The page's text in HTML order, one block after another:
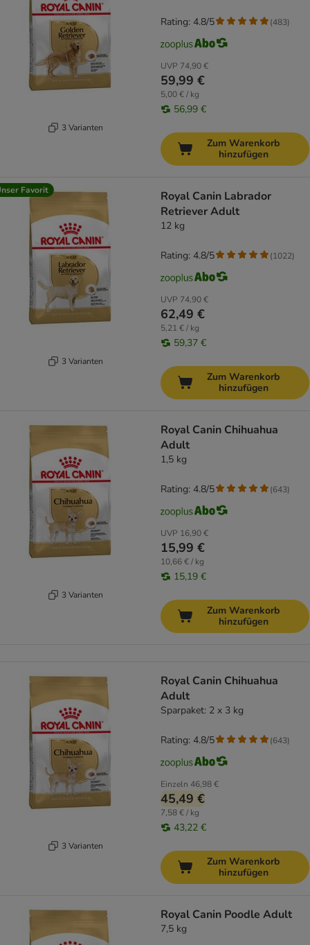
3 Varianten
UVP 74,90 €
59,99 €
5,00 € / kg
56,99 €
Rating: 4.8/5 (483)
Zum Warenkorb
hinzufügen
Favorit
3 Varianten
Royal Canin Labrador
Retriever Adult
12 kg
UVP 74,90 €
62,49 €
5,21 € / kg
59,37 €
Rating: 4.8/5 (1022)
Zum Warenkorb
hinzufügen
3 Varianten
Royal Canin Chihuahua
Adult
1,5 kg
UVP 16,90 €
15,99 €
10,66 € / kg
15,19 €
Rating: 4.8/5 (643)
Zum Warenkorb
hinzufügen
3 Varianten
Royal Canin Chihuahua
Adult
Sparpaket: 2 x 3 kg
Einzeln 46,98 €
45,49 €
7,58 € / kg
43,22 €
Rating: 4.8/5 (643)
Zum Warenkorb
hinzufügen
Royal Canin Poodle Adult
7,5 kg